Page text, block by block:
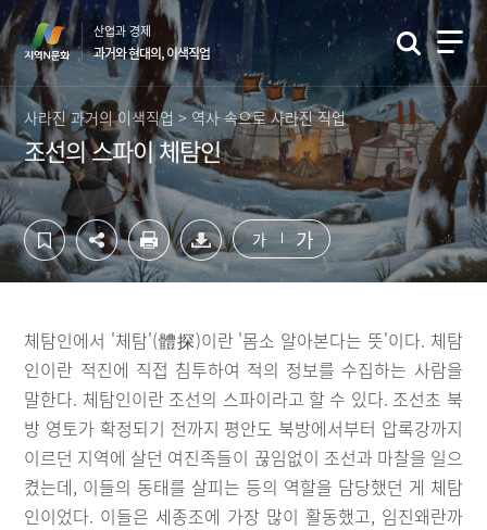
컨
텐
츠
영
역
바
로
가
기
하
단
영
역
바
로
가
기
산업과 경제
과거와 현대의, 이색직업
사라진 과거의 이색직업 > 역사 속으로 사라진 직업
조선의 스파이 체탐인
가 가
체탐인에서 '체탐'(體探)이란 '몸소 알아본다는 뜻'이다. 체탐
인이란 적진에 직접 침투하여 적의 정보를 수집하는 사람을
말한다. 체탐인이란 조선의 스파이라고 할 수 있다. 조선초 북
방 영토가 확정되기 전까지 평안도 북방에서부터 압록강까지
이르던 지역에 살던 여진족들이 끊임없이 조선과 마찰을 일으
켰는데, 이들의 동태를 살피는 등의 역할을 담당했던 게 체탐
인이었다. 이들은 세종조에 가장 많이 활동했고, 임진왜란까